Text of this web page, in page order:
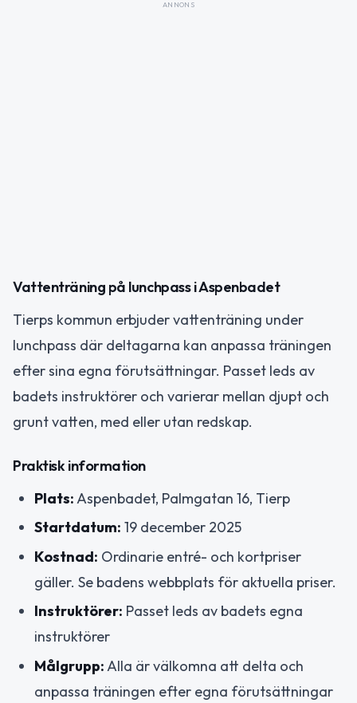
ANNONS
Vattenträning på lunchpass i Aspenbadet
Tierps kommun erbjuder vattenträning under
lunchpass där deltagarna kan anpassa träningen
efter sina egna förutsättningar. Passet leds av
badets instruktörer och varierar mellan djupt och
grunt vatten, med eller utan redskap.
Praktisk information
Plats: Aspenbadet, Palmgatan 16, Tierp
Startdatum: 19 december 2025
Kostnad: Ordinarie entré- och kortpriser
gäller. Se badens webbplats för aktuella priser.
Instruktörer: Passet leds av badets egna
instruktörer
Målgrupp: Alla är välkomna att delta och
anpassa träningen efter egna förutsättningar